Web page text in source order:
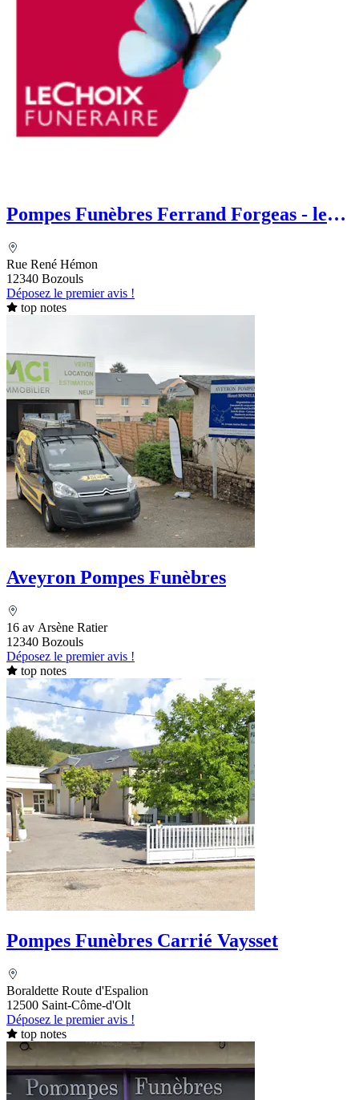
Pompes Funèbres Ferrand Forgeas - le
Rue René Hémon
12340 Bozouls
Déposez le premier avis !
top notes
Aveyron Pompes Funèbres
16 av Arsène Ratier
12340 Bozouls
Déposez le premier avis !
top notes
Pompes Funèbres Carrié Vaysset
Boraldette Route d'Espalion
12500 Saint-Côme-d'Olt
Déposez le premier avis !
top notes